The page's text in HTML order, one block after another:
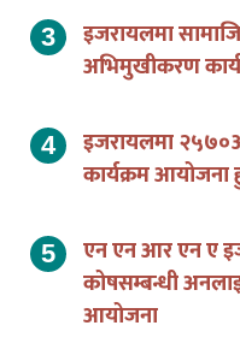
इजरायलमा
अभिमुखीकरण
इजरायलमा
कार्यक्रम आयोजना
एन एन आर एन ए
कोषसम्बन्धी
आयोजना